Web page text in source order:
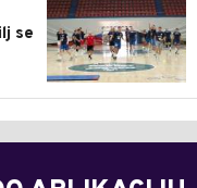
se